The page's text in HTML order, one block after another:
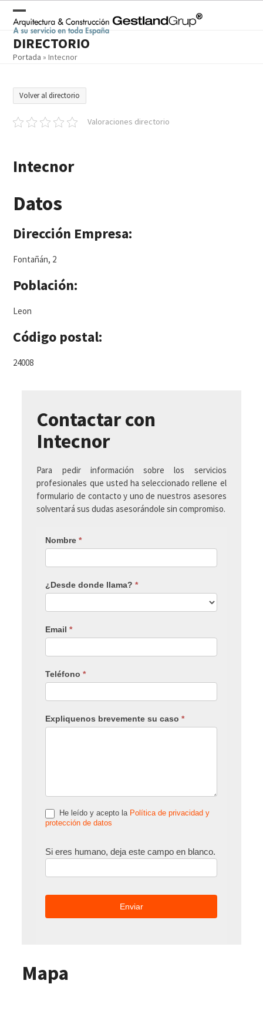
contentOpen
mobile
menu
Close
mobile
menu
DIRECTORIO
Portada »Intecnor
Volver al directorio
Valoraciones directorio
Intecnor
Datos
Dirección Empresa:
Fontañán, 2
Población:
Leon
Código postal:
24008
Contactar con
Intecnor
Para pedir información sobre los servicios
profesionales que usted ha seleccionado rellene el
formulario de contacto y uno de nuestros asesores
solventará sus dudas asesorándole sin compromiso.
Nombre*
¿Desde donde llama?*
Email*
Teléfono*
Expliquenos brevemente su caso*
He leído y acepto la Política de privacidad y
protección de datos
Si eres humano, deja este campo en blanco.
Mapa